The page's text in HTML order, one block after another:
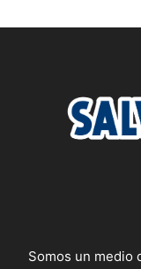
Somos un medio